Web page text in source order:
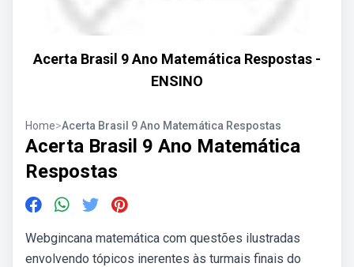
Acerta Brasil 9 Ano Matemática Respostas -
ENSINO
Home>Acerta Brasil 9 Ano Matemática Respostas
Acerta Brasil 9 Ano Matemática
Respostas
Webgincana matemática com questões ilustradas
envolvendo tópicos inerentes às turmais finais do